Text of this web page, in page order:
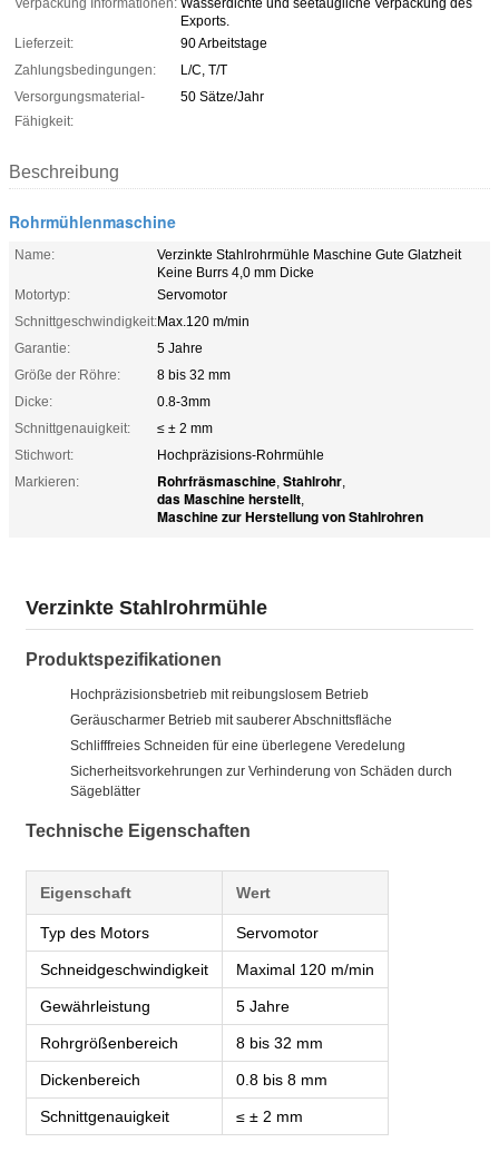
Verpackung Informationen: Wasserdichte und seetaugliche Verpackung des
Exports.
Lieferzeit:
90 Arbeitstage
Zahlungsbedingungen:
L/C, T/T
Versorgungsmaterial-
Fähigkeit:
50 Sätze/Jahr
Beschreibung
Rohrmühlenmaschine
Name:
Verzinkte Stahlrohrmühle Maschine Gute Glatzheit
Keine Burrs 4,0 mm Dicke
Motortyp:
Servomotor
Schnittgeschwindigkeit:Max.120 m/min
Garantie:
5 Jahre
Größe der Röhre:
8 bis 32 mm
Dicke:
0.8-3mm
Schnittgenauigkeit:
≤ ± 2 mm
Stichwort:
Hochpräzisions-Rohrmühle
Markieren:
Rohrfräsmaschine, Stahlrohr,
das Maschine herstellt,
Maschine zur Herstellung von Stahlrohren
Verzinkte Stahlrohrmühle
Produktspezifikationen
Hochpräzisionsbetrieb mit reibungslosem Betrieb
Geräuscharmer Betrieb mit sauberer Abschnittsfläche
Schlifffreies Schneiden für eine überlegene Veredelung
Sicherheitsvorkehrungen zur Verhinderung von Schäden durch
Sägeblätter
Technische Eigenschaften
Eigenschaft Wert
Typ des Motors Servomotor
Schneidgeschwindigkeit Maximal 120 m/min
Gewährleistung 5 Jahre
Rohrgrößenbereich 8 bis 32 mm
Dickenbereich 0.8 bis 8 mm
Schnittgenauigkeit ≤ ± 2 mm